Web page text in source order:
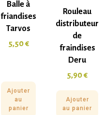
Balle à
friandises
Tarvos
5,50€
Ajouter
au
panier
Rouleau
distributeur
de
fraindises
Deru
5,90€
Ajouter
au panier